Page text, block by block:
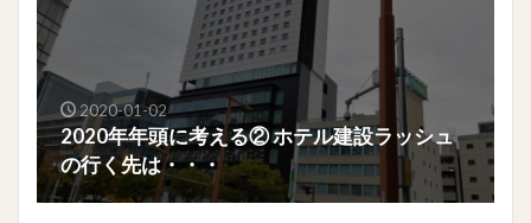
2020-01-02
2020年年頭に考える② ホテル建設ラッシュ
の行く先は・・・